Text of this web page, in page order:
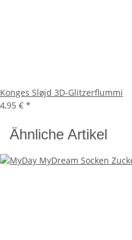
Konges Sløjd 3D-Glitzerflummi
4,95 € *
Ähnliche Artikel